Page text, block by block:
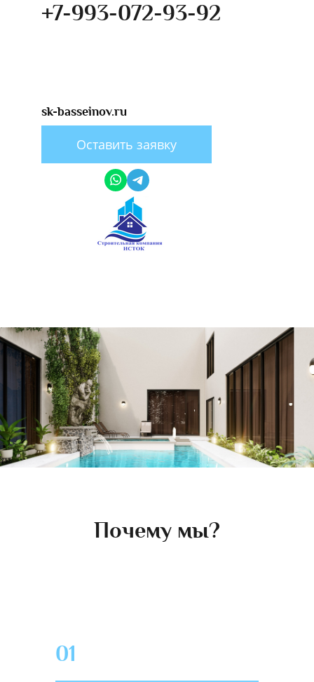
+7-993-072-93-92
​sk-basseinov.ru
Оставить заявку
Почему мы?
01